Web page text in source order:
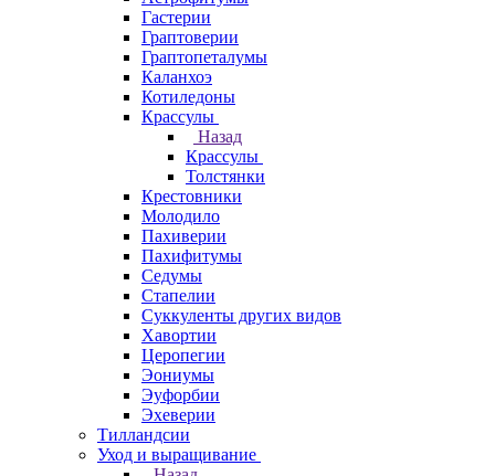
Гастерии
Граптоверии
Граптопеталумы
Каланхоэ
Котиледоны
Крассулы
Назад
Крассулы
Толстянки
Крестовники
Молодило
Пахиверии
Пахифитумы
Седумы
Стапелии
Суккуленты других видов
Хавортии
Церопегии
Эониумы
Эуфорбии
Эхеверии
Тилландсии
Уход и выращивание